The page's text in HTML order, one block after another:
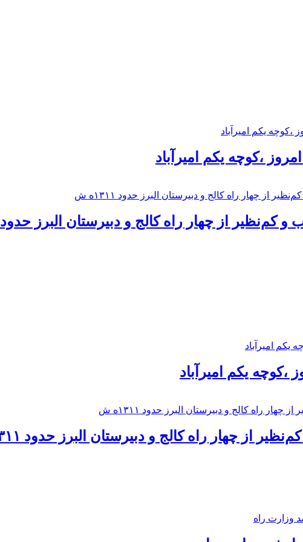
،کوچه یکم امیرآباد
کم‌نظیر از چهار راه كالج و دبيرستان البرز حدود ۱۳۱۱ه ش
،کوچه یکم امیرآباد
از چهار راه كالج و دبيرستان البرز حدود ۱۳۱۱ه ش